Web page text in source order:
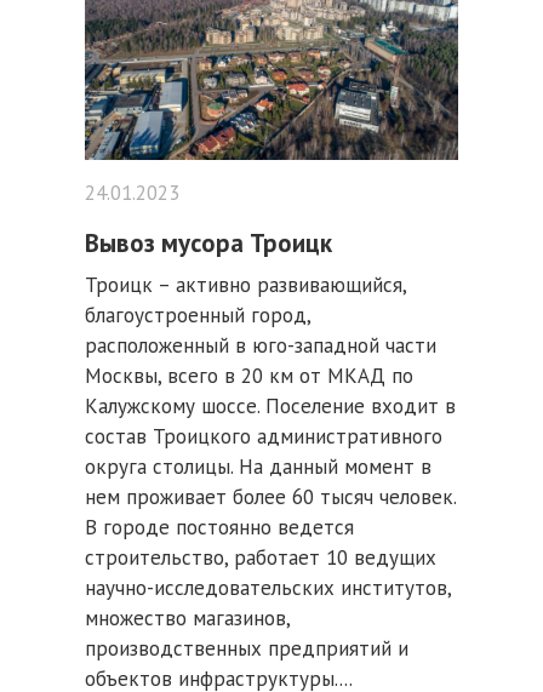
24.01.2023
Вывоз мусора Троицк
Троицк – активно развивающийся,
благоустроенный город,
расположенный в юго-западной части
Москвы, всего в 20 км от МКАД по
Калужскому шоссе. Поселение входит в
состав Троицкого административного
округа столицы. На данный момент в
нем проживает более 60 тысяч человек.
В городе постоянно ведется
строительство, работает 10 ведущих
научно-исследовательских институтов,
множество магазинов,
производственных предприятий и
объектов инфраструктуры....